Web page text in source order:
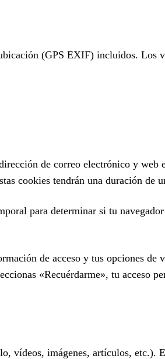
(GPS EXIF) incluidos. Los
de correo electrónico y web
cookies tendrán una duración de
para determinar si tu
de acceso y tus opciones de
«Recuérdarme», tu acceso
vídeos, imágenes, artículos, etc.).